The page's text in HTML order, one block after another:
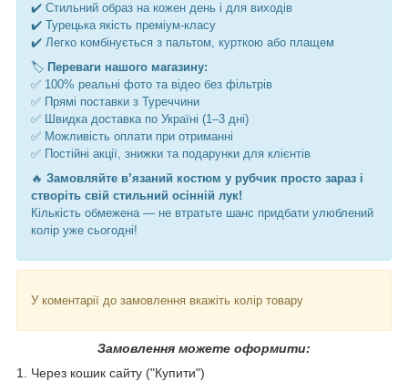
✔️ Стильний образ на кожен день і для виходів
✔️ Турецька якість преміум-класу
✔️ Легко комбінується з пальтом, курткою або плащем
🏷️ Переваги нашого магазину:
✅ 100% реальні фото та відео без фільтрів
✅ Прямі поставки з Туреччини
✅ Швидка доставка по Україні (1–3 дні)
✅ Можливість оплати при отриманні
✅ Постійні акції, знижки та подарунки для клієнтів
🔥 Замовляйте в’язаний костюм у рубчик просто зараз і
створіть свій стильний осінній лук!
Кількість обмежена — не втратьте шанс придбати улюблений
колір уже сьогодні!
У коментарії до замовлення вкажіть колір товару
Замовлення можете оформити:
1. Через кошик сайту ("Купити")